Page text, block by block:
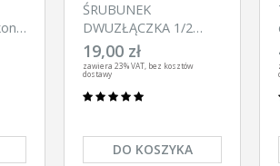
ŚRUBUNEK
DWUZŁĄCZKA 1/2
CALA KORPUS POIDŁO
H200
19,00 zł
zawiera 23% VAT, bez kosztów
dostawy
DO KOSZYKA